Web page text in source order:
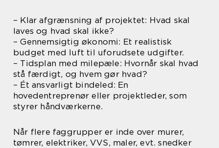
– Klar afgrænsning af projektet: Hvad skal
laves og hvad skal ikke?
– Gennemsigtig økonomi: Et realistisk
budget med luft til uforudsete udgifter.
– Tidsplan med milepæle: Hvornår skal hvad
stå færdigt, og hvem gør hvad?
– Ét ansvarligt bindeled: En
hovedentreprenør eller projektleder, som
styrer håndværkerne.
Når flere faggrupper er inde over murer,
tømrer, elektriker, VVS, maler, evt. snedker